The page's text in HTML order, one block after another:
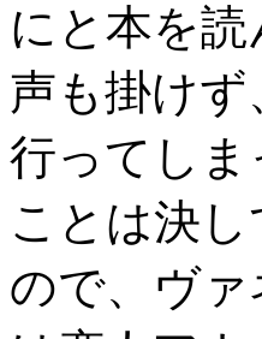
にと本を
声も掛け
行ってし
ことは決
ので、ヴ